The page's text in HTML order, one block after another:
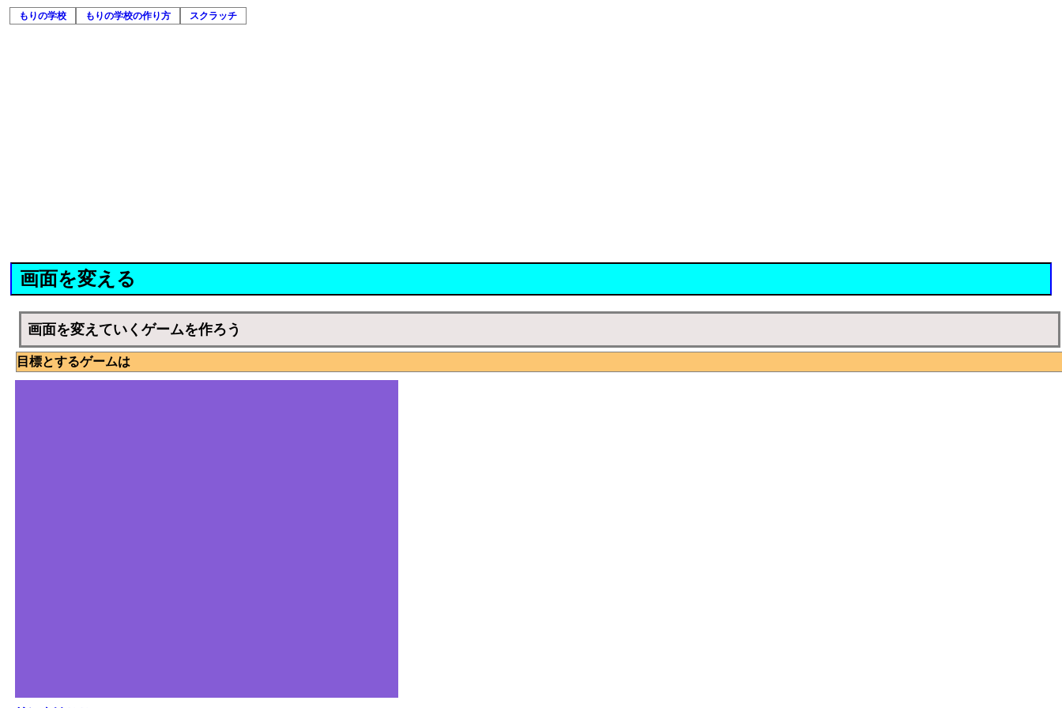
もりの学校 もりの学校の作り方 スクラッチ
画面を変える
画面を変えていくゲームを作ろう
目標とするゲームは